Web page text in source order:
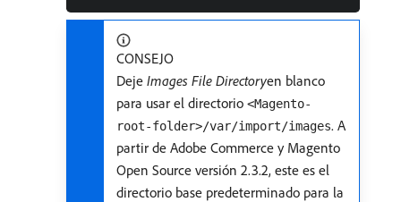
CONSEJO
Deje Images File Directory​en blanco
para usar el directorio <Magento-
root-folder>/var/import/images. A
partir de Adobe Commerce y Magento
Open Source versión 2.3.2, este es el
directorio base predeterminado para la